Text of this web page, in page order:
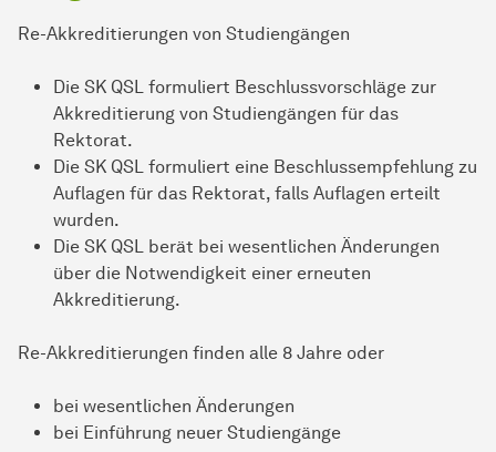
Re-Akkreditierungen von Studiengängen
Die SK QSL formuliert Beschlussvorschläge zur
Akkreditierung von Studiengängen für das
Rektorat.
Die SK QSL formuliert eine Beschlussempfehlung zu
Auflagen für das Rektorat, falls Auflagen erteilt
wurden.
Die SK QSL berät bei wesentlichen Änderungen
über die Notwendigkeit einer erneuten
Akkreditierung.
Re-Akkreditierungen finden alle 8 Jahre oder
bei wesentlichen Änderungen
bei Einführung neuer Studiengänge